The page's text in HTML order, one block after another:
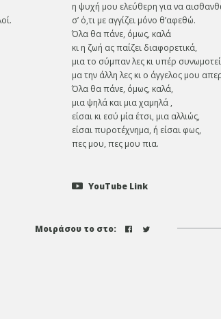
η ψυχή μου ελεύθερη για να
σ’ ό,τι με αγγίζει μόνο θ’αφεθώ.
Όλα θα πάνε, όμως, καλά
κι η ζωή ας παίζει διαφορετικά,
μια το σύμπαν λες κι υπέρ
μα την άλλη λες κι ο άγγελος μου
Όλα θα πάνε, όμως, καλά,
μια ψηλά και μια χαμηλά ,
είσαι κι εσύ μία έτσι, μια αλλιώς,
είσαι πυροτέχνημα, ή είσαι φως,
πες μου, πες μου πια.
YouTube Link
Μοιράσου το στο: